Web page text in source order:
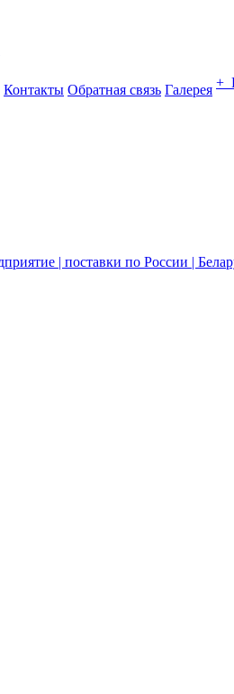
Контакты Обратная связь Галерея +